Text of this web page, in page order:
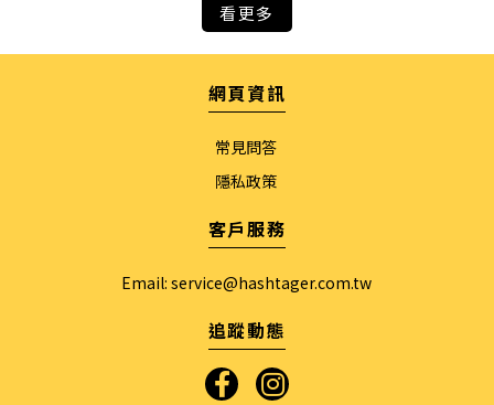
看更多
網頁資訊
常見問答
隱私政策
客戶服務
Email: service@hashtager.com.tw
追蹤動態